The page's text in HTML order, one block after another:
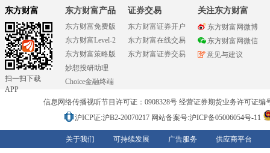
东方财富
扫一扫下载
APP
东方财富产品
东方财富免费版
东方财富Level-2
东方财富策略版
妙想投研助理
Choice金融终端
证券交易
东方财富证券开户
东方财富在线交易
东方财富证券交易
关注东方财富
东方财富网微博
东方财富网微信
意见与建议
信息网络传播视听节目许可证：0908328号 经营证券期货业务许可证编
沪ICP证:沪B2-20070217 网站备案号:沪ICP备05006054号-11
关于我们 可持续发展 广告服务 供应商平台